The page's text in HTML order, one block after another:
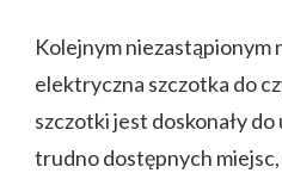
Kolejnym niezastąpionym
elektryczna szczotka do
szczotki jest doskonały
trudno dostępnych